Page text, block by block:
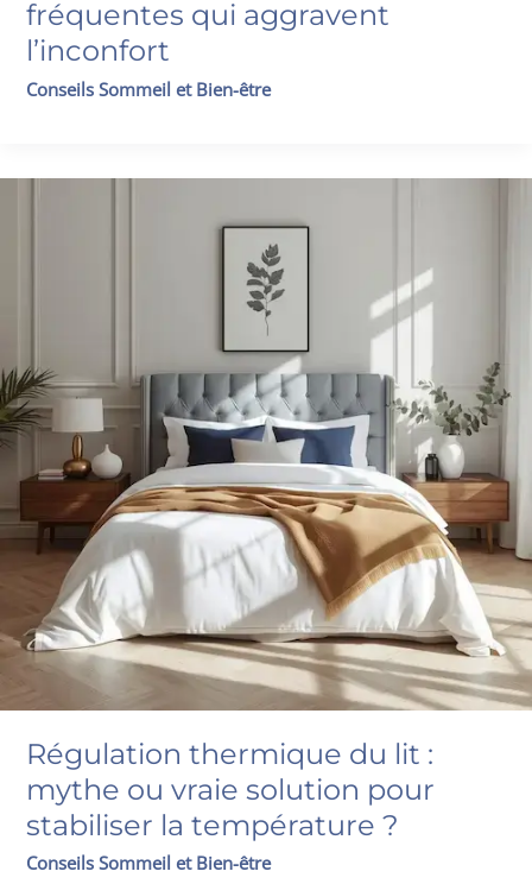
fréquentes qui aggravent
l’inconfort
Conseils Sommeil et Bien-être
Régulation thermique du lit :
mythe ou vraie solution pour
stabiliser la température ?
Conseils Sommeil et Bien-être